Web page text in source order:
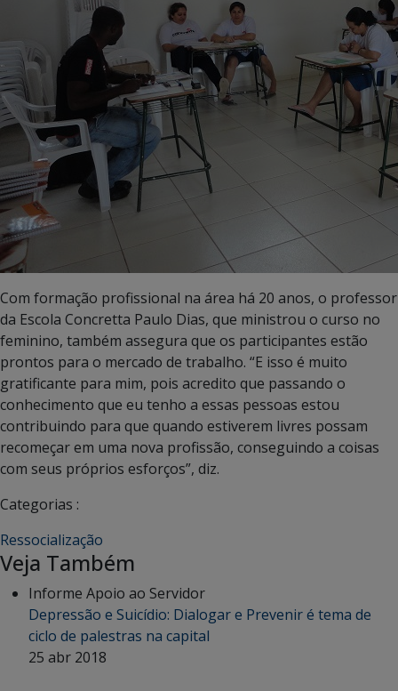
Com formação profissional na área há 20 anos, o professor
da Escola Concretta Paulo Dias, que ministrou o curso no
feminino, também assegura que os participantes estão
prontos para o mercado de trabalho. “E isso é muito
gratificante para mim, pois acredito que passando o
conhecimento que eu tenho a essas pessoas estou
contribuindo para que quando estiverem livres possam
recomeçar em uma nova profissão, conseguindo a coisas
com seus próprios esforços”, diz.
Categorias :
Ressocialização
Veja Também
Informe Apoio ao Servidor
Depressão e Suicídio: Dialogar e Prevenir é tema de
ciclo de palestras na capital
25 abr 2018